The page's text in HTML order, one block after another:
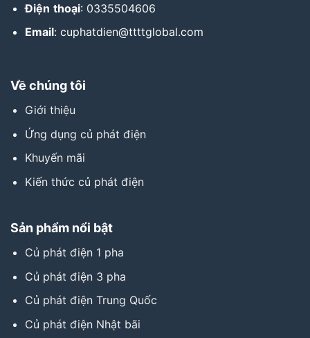
Điện thoại: 0335504606
Email: cuphatdien@ttttglobal.com
Về chúng tôi
Giới thiệu
Ứng dụng củ phát điện
Khuyến mãi
Kiến thức củ phát điện
Sản phẩm nổi bật
Củ phát điện 1 pha
Củ phát điện 3 pha
Củ phát điện Trung Quốc
Củ phát điện Nhật bãi